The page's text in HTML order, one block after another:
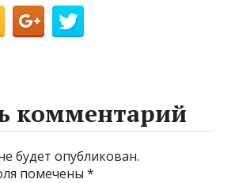
комментарий
будет опубликован.
помечены*